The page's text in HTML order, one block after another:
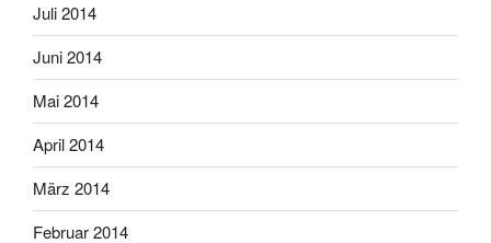
Juli 2014
Juni 2014
Mai 2014
April 2014
März 2014
Februar 2014